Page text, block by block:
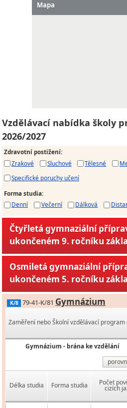
Mapa
Vzdělávací nabídka školy
2026/2027
Zdravotní postižení:
Zrakové
Sluchové Tělesné
Specifické poruchy učení
Forma studia:
Denní
Večerní Dálková
Čtyřletá gymnaziální
ukončeném 9. ročníku
Osmiletá gymnaziální
ukončeném 5. ročníku
K/8 79-41-K/81 Gymnázium
Zaměření nebo Školní vzdělávací program
Gymnázium - brána ke vzdělání
Délka studia Forma studia Počet
cizích